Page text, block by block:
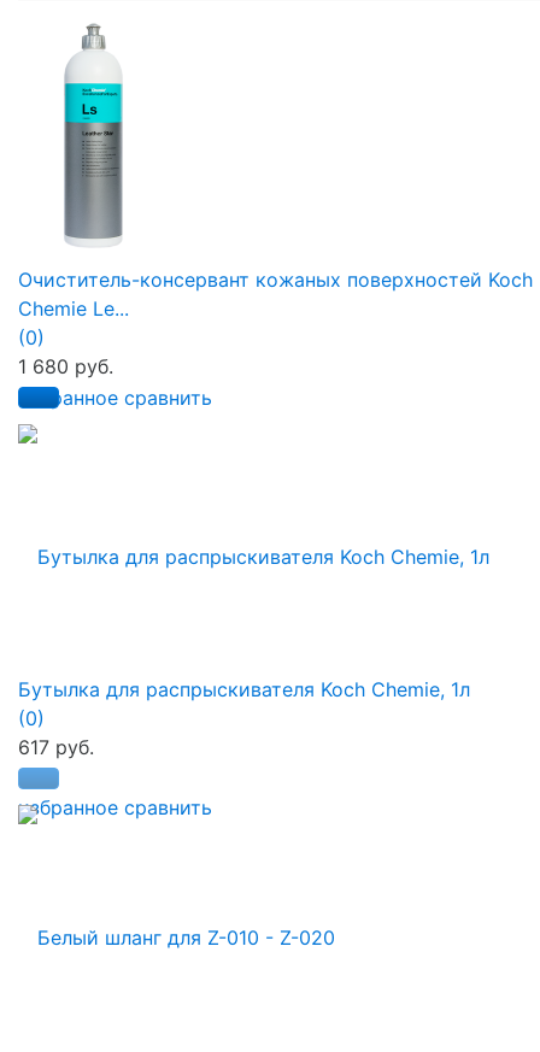
избранное сравнить
Очиститель-консервант кожаных поверхностей Koch
Chemie Le...
(0)
1 680 руб.
избранное сравнить
Бутылка для распрыскивателя Koch Chemie, 1л
(0)
617 руб.